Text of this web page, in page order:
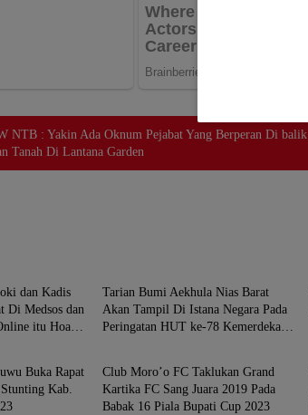
NTB : Yakin Ada Oknum Pejabat Yang Berperan Di balik
Tanah Di Lantana Garden
dan Kadis
Di Medsos dan
itu Hoax
Tarian Bumi Aekhula Nias Barat
Akan Tampil Di Istana Negara Pada
Peringatan HUT ke-78 Kemerdekaan
Buka Rapat
Kab.
NIAS BARAT
Club Moro’o FC Taklukan Grand
Kartika FC Sang Juara 2019 Pada
Babak 16 Piala Bupati Cup 2023